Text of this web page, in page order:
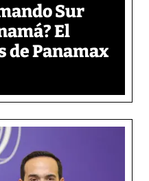
Sur
El
de Panamax